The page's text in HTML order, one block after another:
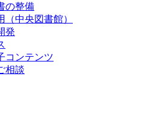
の整備
中央図書館）
発
コンテンツ
相談